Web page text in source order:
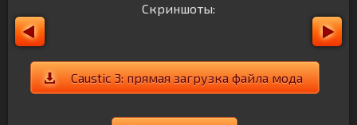
Скриншоты:
Caustic 3: прямая загрузка файла мода